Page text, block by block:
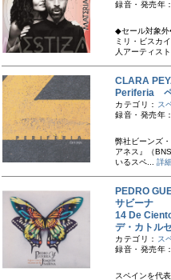
録音・発売年
◆セール対象外
ミリ・ビスカ
人アーティス
CLARA
Periferia
カテゴリ： ス
録音・発売年
弊社ビーンズ
アネス』（
いるスペ... 詳
PEDRO
サビーナ
14 De
デ・カトル
カテゴリ： ス
録音・発売年
スペインを代